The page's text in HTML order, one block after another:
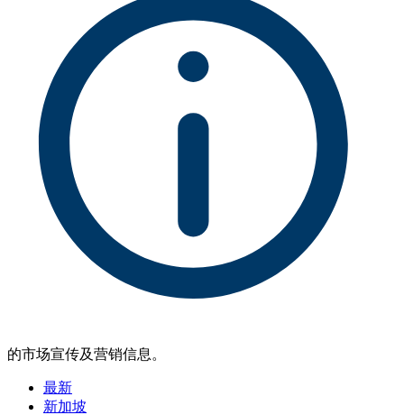
的市场宣传及营销信息。
最新
新加坡